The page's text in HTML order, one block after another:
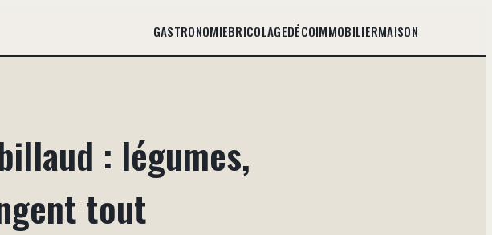
GASTRONOMIEBRICOLAGEDÉCOIMMOBILIERMAISON
: légumes,
tout